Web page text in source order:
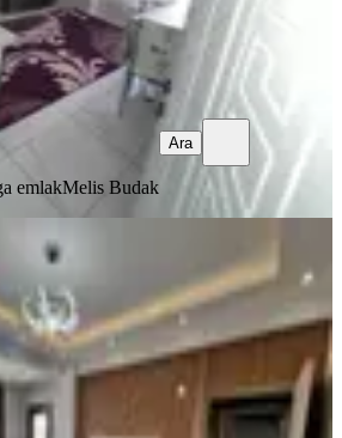
emlakMelis Budak
Ara
Ön Cephe Lüks Daire
Atatürk Mahallesi
90 m²·2. Kat· 08.08.2026
₺